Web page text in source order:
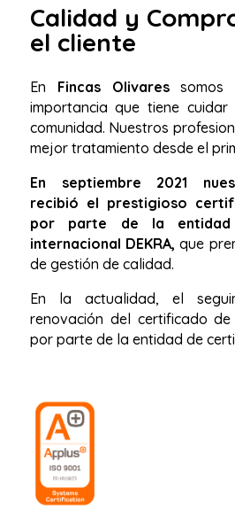
Calidad y
el cliente
En Fincas Olivaressomos
importancia que tiene
comunidad. Nuestros
mejor tratamiento desde el
En septiembre 2021
recibió el prestigioso
por parte de la entidad
internacional DEKRA, que
de gestión de calidad.
En la actualidad, el
renovación del certificado de
por parte de la entidad de